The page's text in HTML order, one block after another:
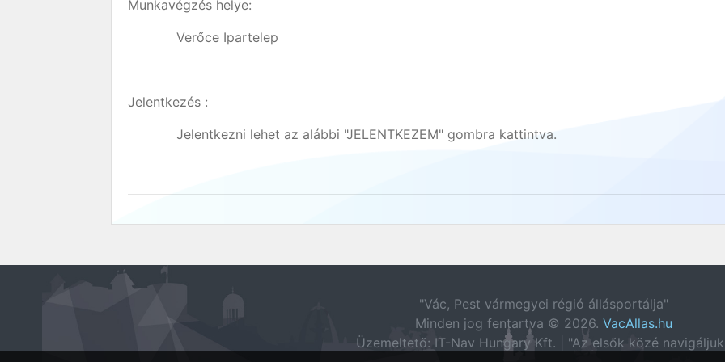
Munkavégzés helye:
Verőce Ipartelep
Jelentkezés :
Jelentkezni lehet az alábbi "JELENTKEZEM" gombra kattintva.
"Vác, Pest vármegyei régió állásportálja"
Minden jog fentartva © 2026. VacAllas.hu
Üzemeltető: IT-Nav Hungary Kft. | "Az elsők közé